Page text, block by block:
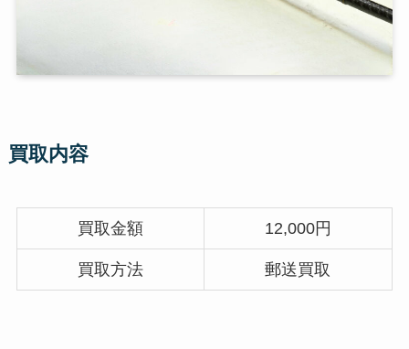
買取内容
買取金額 12,000円
買取方法 郵送買取